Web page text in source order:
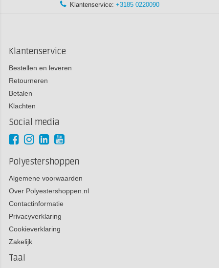
Klantenservice: +3185 0220090
Klantenservice
Bestellen en leveren
Retourneren
Betalen
Klachten
Social media
Polyestershoppen
Algemene voorwaarden
Over Polyestershoppen.nl
Contactinformatie
Privacyverklaring
Cookieverklaring
Zakelijk
Taal